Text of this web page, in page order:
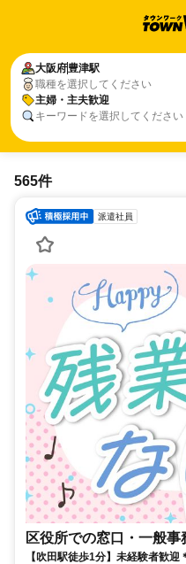
大阪府豊津駅
職種を選択してください
主婦・主夫歓迎
キーワードを選択してください
565件
派遣社員
区役所での窓口・一般事
【吹田駅徒歩1分】未経験者歓